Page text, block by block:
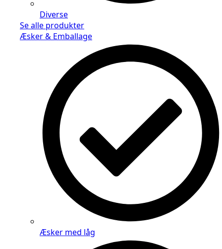
Diverse
Se alle produkter
Æsker & Emballage
Æsker med låg